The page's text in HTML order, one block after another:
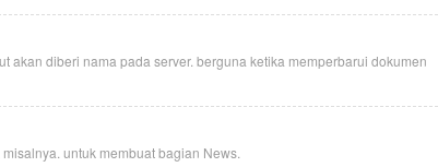
akan diberi nama pada server. berguna ketika memperbarui dokumen
untuk membuat bagian News.